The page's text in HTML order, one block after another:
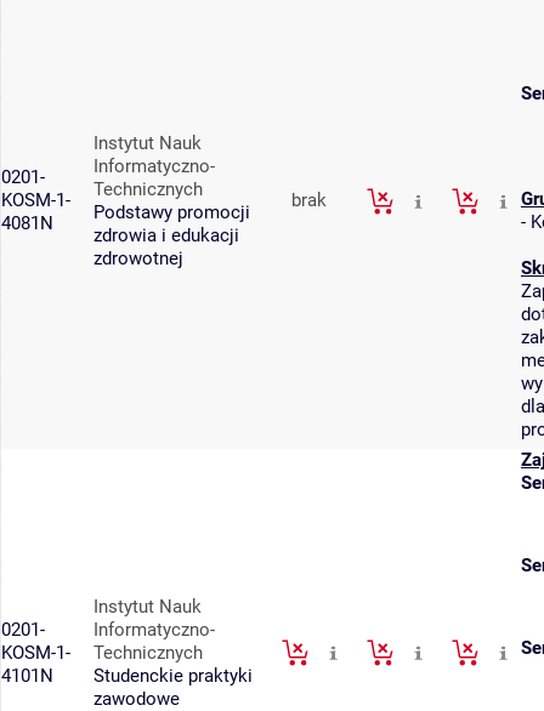
0201-
KOSM-1-
4081N
Instytut Nauk
Informatyczno-
Technicznych
Podstawy promocji
zdrowia i edukacji
zdrowotnej
brak
-
0201-
KOSM-1-
4101N
Instytut Nauk
Informatyczno-
Technicznych
Studenckie praktyki
zawodowe